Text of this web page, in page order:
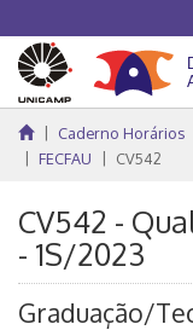
Caderno Horários
FECFAU
CV542
CV542 -
- 1S/2023
Graduação/